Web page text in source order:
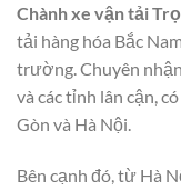
Chành xe vận tải
tải hàng hóa Bắc
trường. Chuyên nhận
và các tỉnh lân cận,
Gòn và Hà Nội.
Bên cạnh đó, từ Hà